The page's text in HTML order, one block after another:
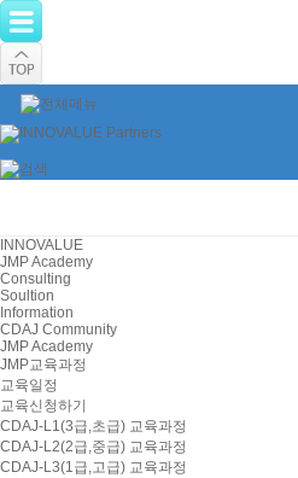
INNOVALUE
JMP Academy
Consulting
Soultion
Information
CDAJ Community
JMP Academy
JMP교육과정
교육일정
교육신청하기
CDAJ-L1(3급,초급) 교육과정
CDAJ-L2(2급,중급) 교육과정
CDAJ-L3(1급,고급) 교육과정